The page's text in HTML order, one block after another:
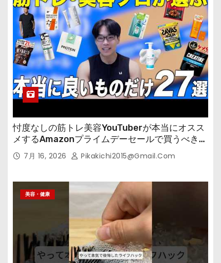
忖度なしの筋トレ美容YouTuberが本当にオスス
メするAmazonプライムデーセールで買うべきも
の 7月 16, 2026 Pikakichi2015@gmail.com
美容・健康